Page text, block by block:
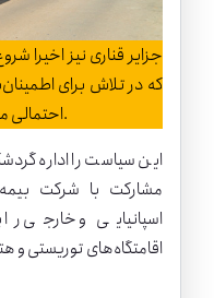
جزایر قناری نیز اخیرا
که در تلاش برای
احتمالی مرتبط با ویروس کرونا را پوشش می‌دهد.
این سیاست را اداره
مشارکت با شرکت
اسپانیایی و خارجی
اقامتگاه‌های توریستی و